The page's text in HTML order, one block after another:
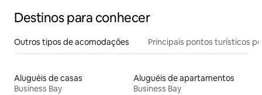
Destinos para conhecer
Outros tipos de acomodações Principais pontos turísticos
Aluguéis de casas
Business Bay
Aluguéis de apartamentos
Business Bay